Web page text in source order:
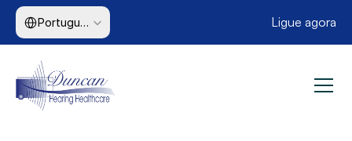
Select Language
Portuguese (Brazil) Ligue agora